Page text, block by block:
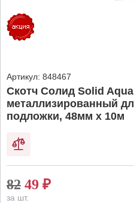
Артикул: 848467
Скотч Солид Solid
металлизированный
подложки, 48мм х 10м
82 49 ₽
за шт.